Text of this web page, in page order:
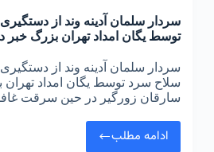
سردار سلمان آدینه وند از
توسط یگان امداد تهران بزرگ خبر
سردار سلمان آدینه وند از
سلاح سرد توسط یگان امداد تهران
سارقان زورگیر در حین سرقت
ادامه مطلب